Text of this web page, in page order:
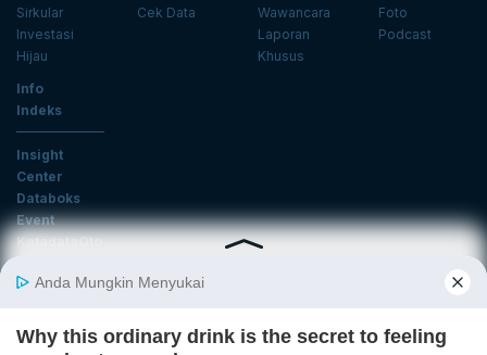
Sirkular
Investasi
Hijau
Cek Data
Wawancara
Laporan
Khusus
Foto
Podcast
Info
Indeks
Insight
Center
Databoks
Event
KatadataOto
Email
Daftar